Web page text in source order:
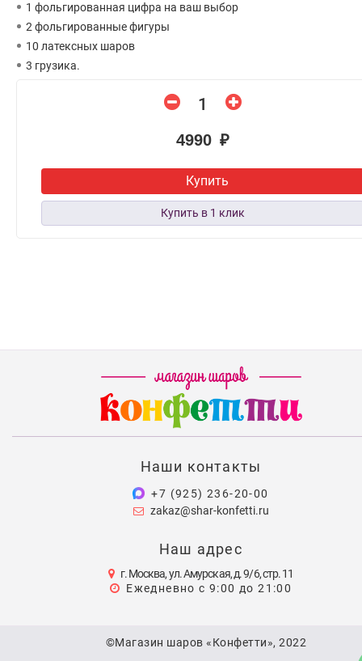
1 фольгированная цифра на ваш выбор
2 фольгированные фигуры
10 латексных шаров
3 грузика.
4990 ₽
Купить
Наши контакты
+7 (925) 236-20-00
zakaz@shar-konfetti.ru
Наш адрес
г. Москва, ул. Амурская, д. 9/6, стр. 11
Ежедневно с 9:00 до 21:00
©Магазин шаров «Конфетти», 2022